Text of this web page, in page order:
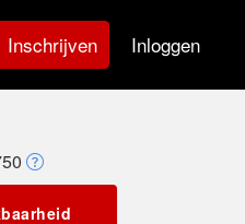
Inschrijven Inloggen